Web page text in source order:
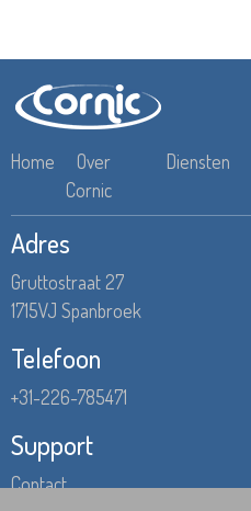
Home
Over
Cornic
Diensten
Adres
Gruttostraat 27
1715VJ Spanbroek
Telefoon
+31-226-785471
Support
Contact